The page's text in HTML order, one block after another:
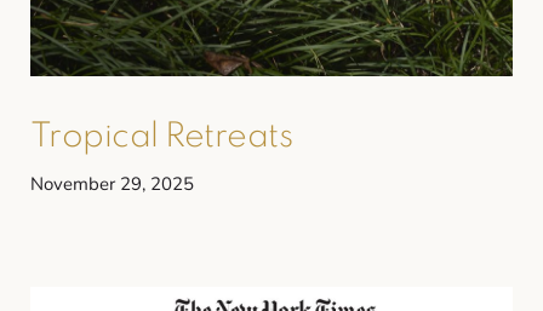
Tropical Retreats
November 29, 2025